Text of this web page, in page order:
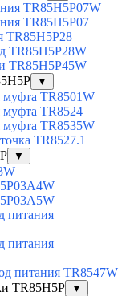
TR85H5P07W
TR85H5P07
TR85H5P28
TR85H5P28W
TR85H5P45W
▼
муфта TR8501W
муфта TR8524
муфта TR8535W
TR8527.1
▼
питания
питания
питания TR8547W
TR85H5P
▼